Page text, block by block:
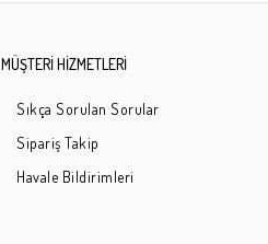
MÜŞTERİ HİZMETLERİ
Sıkça Sorulan Sorular
Sipariş Takip
Havale Bildirimleri